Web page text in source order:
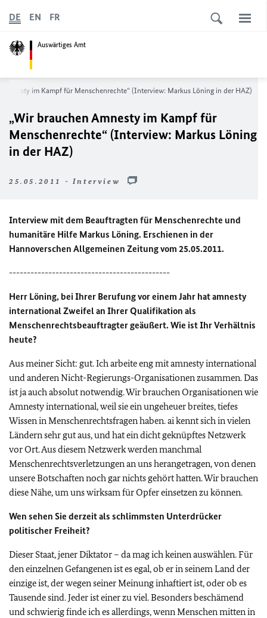
Auswärtiges Amt
DE EN FR
Amnesty im Kampf für Menschenrechte“ (Interview: Markus Löning in der HAZ)
„Wir brauchen Amnesty im Kampf für
Menschenrechte“ (Interview: Markus Löning
in der HAZ)
25.05.2011 - Interview
Interview mit dem Beauftragten für Menschenrechte und
humanitäre Hilfe Markus Löning. Erschienen in der
Hannoverschen Allgemeinen Zeitung vom 25.05.2011.
---------------------------------------------
Herr Löning, bei Ihrer Berufung vor einem Jahr hat amnesty
international Zweifel an Ihrer Qualifikation als
Menschenrechtsbeauftragter geäußert. Wie ist Ihr Verhältnis
heute?
Aus meiner Sicht: gut. Ich arbeite eng mit amnesty international
und anderen Nicht-Regierungs-Organisationen zusammen. Das
ist ja auch absolut notwendig. Wir brauchen Organisationen wie
Amnesty international, weil sie ein ungeheuer breites, tiefes
Wissen in Menschenrechtsfragen haben. ai kennt sich in vielen
Ländern sehr gut aus, und hat ein dicht geknüpftes Netzwerk
vor Ort. Aus diesem Netzwerk werden manchmal
Menschenrechtsverletzungen an uns herangetragen, von denen
unsere Botschaften noch gar nichts gehört hatten. Wir brauchen
diese Nähe, um uns wirksam für Opfer einsetzen zu können.
Wen sehen Sie derzeit als schlimmsten Unterdrücker
politischer Freiheit?
Dieser Staat, jener Diktator – da mag ich keinen auswählen. Für
den einzelnen Gefangenen ist es egal, ob er in seinem Land der
einzige ist, der wegen seiner Meinung inhaftiert ist, oder ob es
Tausende sind. Jeder ist einer zu viel. Besonders beschämend
und schwierig finde ich es allerdings, wenn Menschen mitten in